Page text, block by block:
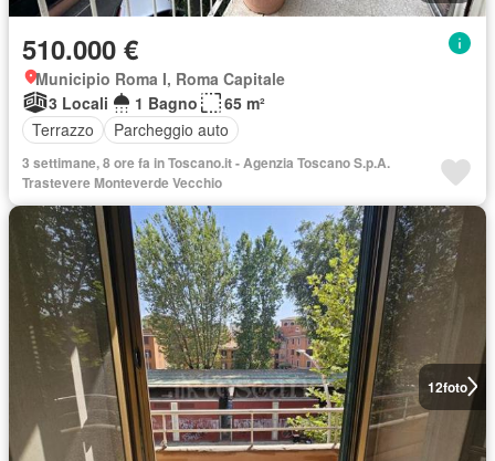
510.000 €
Municipio Roma I, Roma Capitale
3 Locali
1 Bagno
65 m²
Terrazzo
Parcheggio auto
3 settimane, 8 ore fa in Toscano.it - Agenzia Toscano S.p.A.
Trastevere Monteverde Vecchio
12foto